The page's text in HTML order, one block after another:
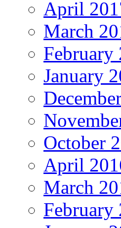
April
March
February
January
October
April
March
February